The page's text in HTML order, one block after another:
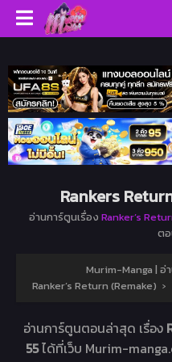
Rankers
อ่านการ์ตูนเรื่อง Ranker’s
ต
Murim-Manga | อ่
Ranker’s Return (Remake) ›
อ่านการ์ตูนตอนล่าสุด เรื่อง
55ได้ที่เว็บ Murim-